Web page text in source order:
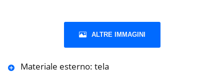
ALTRE IMMAGINI
Materiale esterno: tela